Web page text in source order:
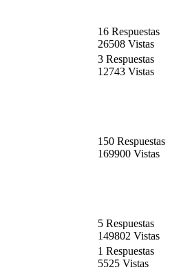
16 Respuestas
26508 Vistas
3 Respuestas
12743 Vistas
150 Respuestas
169900 Vistas
5 Respuestas
149802 Vistas
1 Respuestas
5525 Vistas